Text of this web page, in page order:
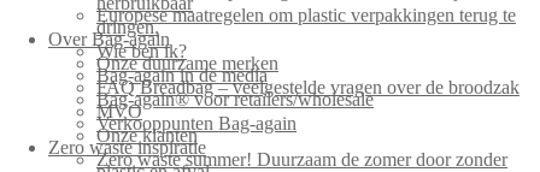
Europese maatregelen om plastic verpakkingen terug te
dringen.
Over Bag-again
Wie ben ik?
Onze duurzame merken
Bag-again in de media
FAQ Breadbag – veelgestelde vragen over de broodzak
Bag-again® voor retailers/wholesale
MVO
Verkooppunten Bag-again
Onze klanten
Zero waste inspiratie
Zero waste summer! Duurzaam de zomer door zonder